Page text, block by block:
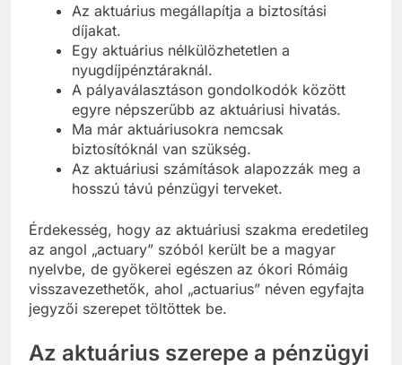
Az aktuárius megállapítja a biztosítási
díjakat.
Egy aktuárius nélkülözhetetlen a
nyugdíjpénztáraknál.
A pályaválasztáson gondolkodók között
egyre népszerűbb az aktuáriusi hivatás.
Ma már aktuáriusokra nemcsak
biztosítóknál van szükség.
Az aktuáriusi számítások alapozzák meg a
hosszú távú pénzügyi terveket.
Érdekesség, hogy az aktuáriusi szakma eredetileg
az angol „actuary” szóból került be a magyar
nyelvbe, de gyökerei egészen az ókori Rómáig
visszavezethetők, ahol „actuarius” néven egyfajta
jegyzői szerepet töltöttek be.
Az aktuárius szerepe a pénzügyi